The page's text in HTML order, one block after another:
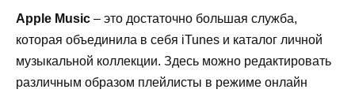
Apple Music – это достаточно большая служба,
которая объединила в себя iTunes и каталог личной
музыкальной коллекции. Здесь можно редактировать
различным образом плейлисты в режиме онлайн